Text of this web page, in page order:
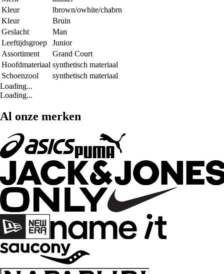
Kleur
lbrown/owhite/chabrn
Kleur
Bruin
Geslacht
Man
Leeftijdsgroep
Junior
Assortiment
Grand Court
Hoofdmateriaal synthetisch materiaal
Schoenzool
synthetisch materiaal
Loading...
Loading...
Al onze merken